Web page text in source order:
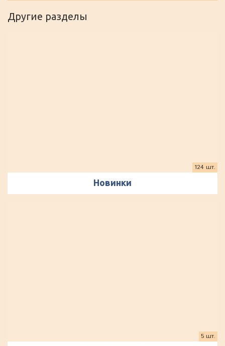
Другие разделы
Новинки
124 шт.
5 шт.